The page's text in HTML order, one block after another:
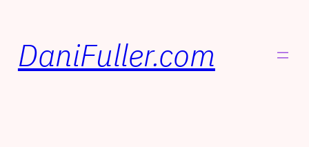
DaniFuller.com